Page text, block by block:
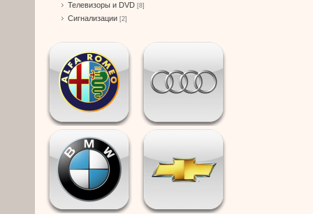
Телевизоры и DVD [8]
Сигнализации [2]